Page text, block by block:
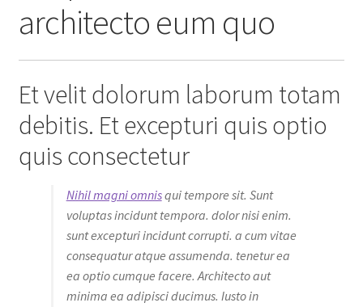
architecto eum quo
Et velit dolorum laborum totam
debitis. Et excepturi quis optio
quis consectetur
Nihil magni omnisqui tempore sit. Sunt
voluptas incidunt tempora. dolor nisi enim.
sunt excepturi incidunt corrupti. a cum vitae
consequatur atque assumenda. tenetur ea
ea optio cumque facere. Architecto aut
minima ea adipisci ducimus. Iusto in